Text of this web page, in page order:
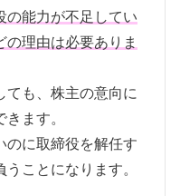
の能力が不足してい
の理由は必要ありま
ても、株主の意向に
ます。
のに取締役を解任す
ことになります。